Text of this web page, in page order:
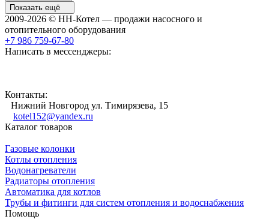
Показать ещё
2009-2026 © НН-Котел — продажи насосного и
отопительного оборудования
+7 986 759-67-80
Написать в мессенджеры:
Контакты:
Нижний Новгород ул. Тимирязева, 15
kotel152@yandex.ru
Каталог товаров
Газовые колонки
Котлы отопления
Водонагреватели
Радиаторы отопления
Автоматика для котлов
Трубы и фитинги для систем отопления и водоснабжения
Помощь